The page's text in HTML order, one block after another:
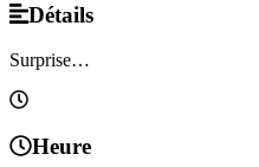
Détails
Surprise…
Heure